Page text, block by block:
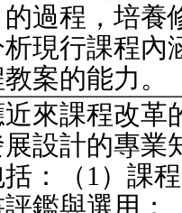
過程，培養
現行課程內
案的能力。
來課程改革
設計的專業
：（1）課
鑑與選用；